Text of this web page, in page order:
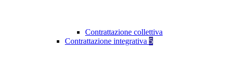
Contrattazione collettiva
Contrattazione integrativa 5